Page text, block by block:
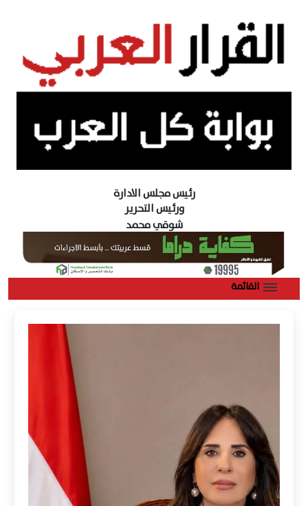
رئيس مجلس الادارة
ورئيس التحرير
شوقي محمد
القائمة